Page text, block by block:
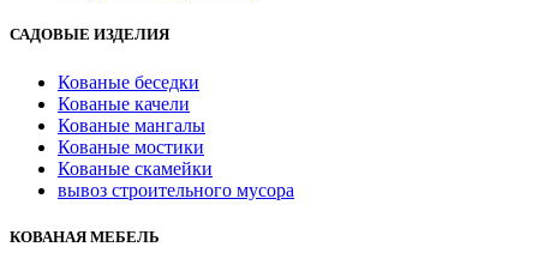
САДОВЫЕ ИЗДЕЛИЯ
Кованые беседки
Кованые качели
Кованые мангалы
Кованые мостики
Кованые скамейки
вывоз строительного мусора
КОВАНАЯ МЕБЕЛЬ